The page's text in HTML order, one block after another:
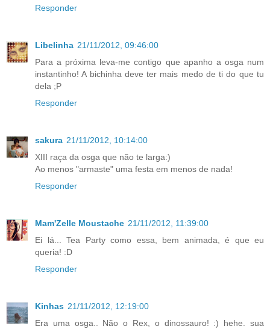
Responder
Libelinha 21/11/2012, 09:46:00
Para a próxima leva-me contigo que apanho a osga num
instantinho! A bichinha deve ter mais medo de ti do que tu
dela ;P
Responder
sakura 21/11/2012, 10:14:00
XIII raça da osga que não te larga:)
Ao menos "armaste" uma festa em menos de nada!
Responder
Mam'Zelle Moustache 21/11/2012, 11:39:00
Ei lá... Tea Party como essa, bem animada, é que eu
queria! :D
Responder
Kinhas 21/11/2012, 12:19:00
Era uma osga.. Não o Rex, o dinossauro! :) hehe. sua